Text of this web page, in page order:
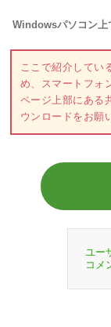
Windowsパソコン上
ここで紹介してい
め、スマートフォ
ページ上部にある
ウンロードをお願
ユー
コメ